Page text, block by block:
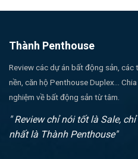
Thành Penthouse
Review các dự án bất động sản,
nền, căn hộ Penthouse Duplex...
nghiệm về bất động sản từ tâm.
" Review chỉ nói tốt là Sale,
nhất là Thành Penthouse"